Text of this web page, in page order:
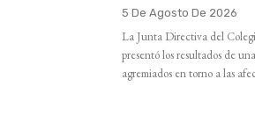
5 De Agosto De 2026
La Junta Directiva del
presentó los resultados de
agremiados en torno a las